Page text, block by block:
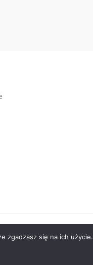
by AB Medical Partner
zgadzasz się na ich użycie.